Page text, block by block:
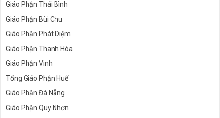
Giáo Phận Thái Bình
Giáo Phận Bùi Chu
Giáo Phận Phát Diệm
Giáo Phận Thanh Hóa
Giáo Phận Vinh
Tổng Giáo Phận Huế
Giáo Phận Đà Nẵng
Giáo Phận Quy Nhơn